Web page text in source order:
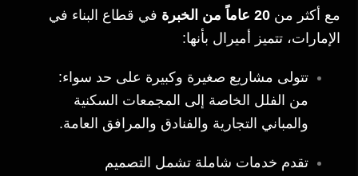
مع أكثر من 20 عاماً من الخبرة
في قطاع البناء في
الإمارات، تتميز أميرال بأنها:
تتولى مشاريع صغيرة وكبيرة على حد سواء:
من الفلل الخاصة إلى المجمعات السكنية
والمباني التجارية والفنادق والمرافق العامة.
تقدم خدمات شاملة تشمل التصميم